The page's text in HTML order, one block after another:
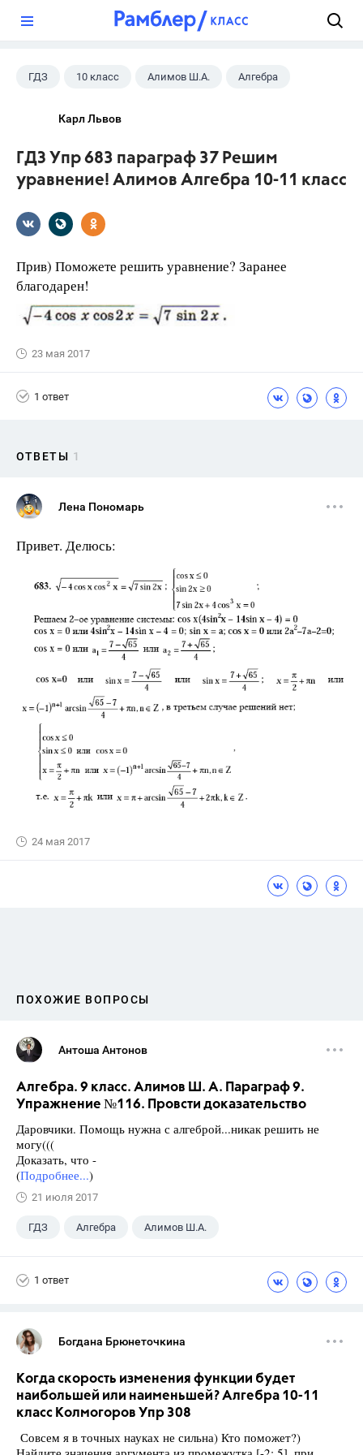
ГДЗ 10 класс Алимов Ш.А. Алгебра
Карл Львов
ГДЗ Упр 683 параграф 37 Решим
уравнение! Алимов Алгебра 10-11 класс
Прив) Поможете решить уравнение? Заранее
благодарен!
23 мая 2017
1 ответ
ОТВЕТЫ 1
Лена Пономарь
Привет. Делюсь:
24 мая 2017
ПОХОЖИЕ ВОПРОСЫ
Антоша Антонов
Алгебра. 9 класс. Алимов Ш. А. Параграф 9.
Упражнение №116. Провсти доказательство
Даровчики. Помощь нужна с алгеброй...никак решить не
могу(((
Доказать, что -
(Подробнее...)
21 июля 2017
ГДЗ Алгебра Алимов Ш.А.
1 ответ
Богдана Брюнеточкина
Когда скорость изменения функции будет
наибольшей или наименьшей? Алгебра 10-11
класс Колмогоров Упр 308
Совсем я в точных науках не сильна) Кто поможет?)